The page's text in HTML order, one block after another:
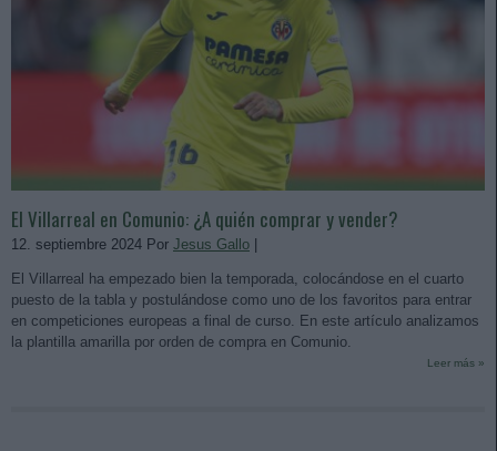
El Villarreal en Comunio: ¿A quién comprar y vender?
12. septiembre 2024 Por Jesus Gallo
El Villarreal ha empezado bien la temporada, colocándose en el cuarto
puesto de la tabla y postulándose como uno de los favoritos para entrar
en competiciones europeas a final de curso. En este artículo analizamos
la plantilla amarilla por orden de compra en Comunio.
Leer más »